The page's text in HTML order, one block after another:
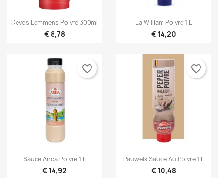
Snel bekijken
Devos Lemmens Poivre 300ml
€ 8,78
Snel bekijken
La William Poivre 1 L
€ 14,20
Snel bekijken
Sauce Anda Poivre 1 L
€ 14,92
favorite_border
Snel bekijken
Pauwels Sauce Au Poivre 1 L
€ 10,48
favorite_border